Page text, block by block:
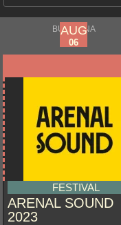
BURRIANA
AUG
01
AUG
06
FESTIVAL
ARENAL SOUND
2023